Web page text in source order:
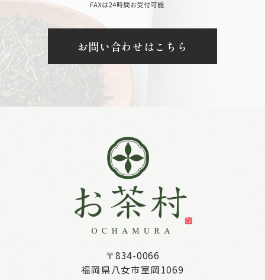
お問い合わせはこちら
〒834-0066
福岡県八女市室岡1069